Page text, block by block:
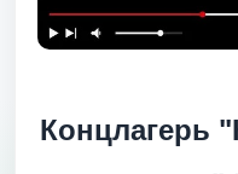
Концлагерь